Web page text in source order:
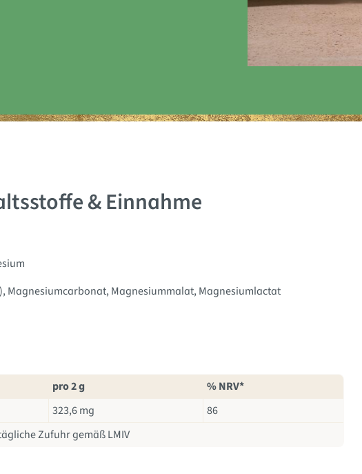
& Einnahme
, Magnesiumcarbonat, Magnesiummalat, Magnesiumlactat
pro 2 g
% NRV*
323,6 mg
86
Zufuhr gemäß LMIV